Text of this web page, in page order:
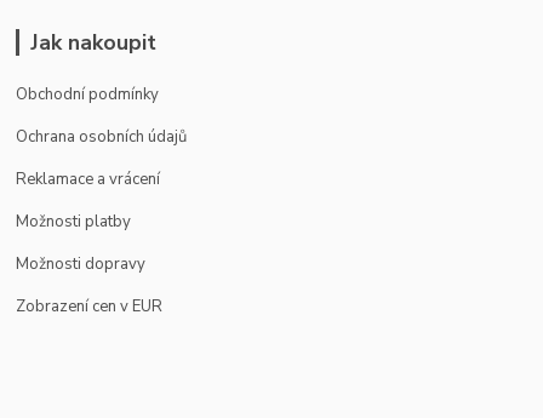
Jak nakoupit
Obchodní podmínky
Ochrana osobních údajů
Reklamace a vrácení
Možnosti platby
Možnosti dopravy
Zobrazení cen v EUR